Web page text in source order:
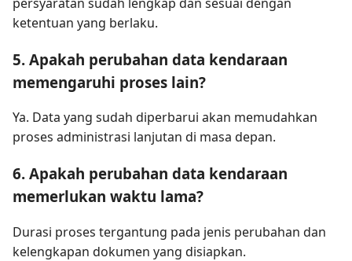
ketentuan yang berlaku.
5. Apakah perubahan data kendaraan
memengaruhi proses lain?
Ya. Data yang sudah diperbarui akan memudahkan
proses administrasi lanjutan di masa depan.
6. Apakah perubahan data kendaraan
memerlukan waktu lama?
Durasi proses tergantung pada jenis perubahan dan
kelengkapan dokumen yang disiapkan.